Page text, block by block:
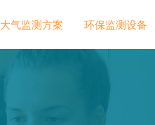
大气监测方案 环保监测设备